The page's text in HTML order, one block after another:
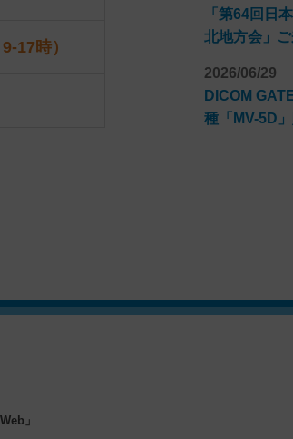
17時）
「第64回日
北地方会」
2026/06/29
DICOM
種「MV-5D
」